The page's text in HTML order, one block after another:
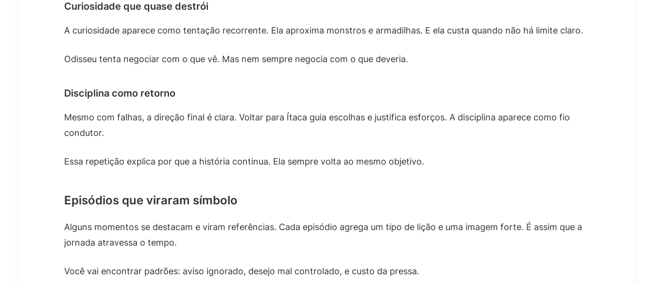
Curiosidade que quase destrói
A curiosidade aparece como tentação recorrente. Ela aproxima monstros e armadilhas. E ela custa quando não há limite claro.
Odisseu tenta negociar com o que vê. Mas nem sempre negocia com o que deveria.
Disciplina como retorno
Mesmo com falhas, a direção final é clara. Voltar para Ítaca guia escolhas e justifica esforços. A disciplina aparece como fio
condutor.
Essa repetição explica por que a história continua. Ela sempre volta ao mesmo objetivo.
Episódios que viraram símbolo
Alguns momentos se destacam e viram referências. Cada episódio agrega um tipo de lição e uma imagem forte. É assim que a
jornada atravessa o tempo.
Você vai encontrar padrões: aviso ignorado, desejo mal controlado, e custo da pressa.